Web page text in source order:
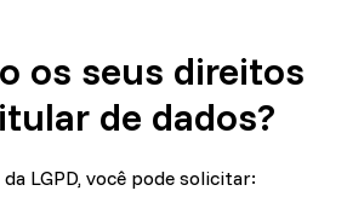
os seus direitos
de dados?
LGPD, você pode solicitar: